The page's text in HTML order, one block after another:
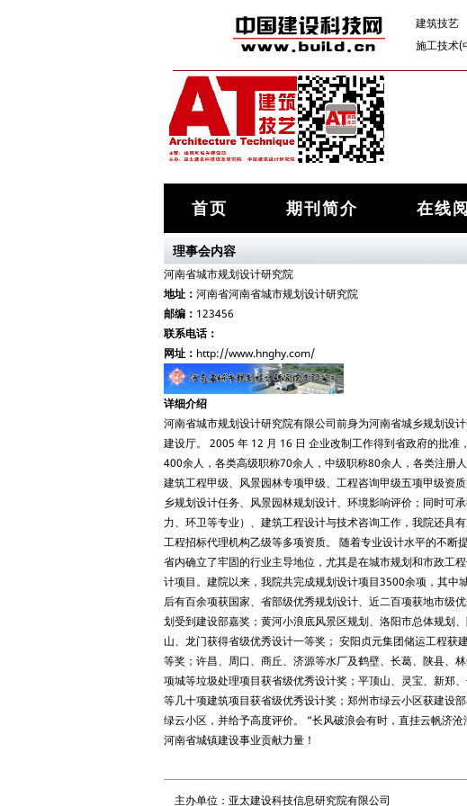
建筑技艺
施工技术(
首页 期刊简介 在线
理事会内容
河南省城市规划设计研究院
地址： 河南省河南省城市规划设计研究院
邮编： 123456
联系电话：
网址： http://www.hnghy.com/
详细介绍
河南省城市规划设计研究院有限公司前身为河南省城乡规划设
建设厅。 2005 年 12 月 16 日 企业改制工作得到省政府的批
400余人，各类高级职称70余人，中级职称80余人，各类注册
建筑工程甲级、风景园林专项甲级、工程咨询甲级五项甲级资
乡规划设计任务、风景园林规划设计、环境影响评价；同时可
力、环卫等专业）、建筑工程设计与技术咨询工作，我院还具
工程招标代理机构乙级等多项资质。 随着专业设计水平的不
省内确立了牢固的行业主导地位，尤其是在城市规划和市政工
计项目。建院以来，我院共完成规划设计项目3500余项，其
后有百余项获国家、省部级优秀规划设计、近二百项获地市级
划受到建设部嘉奖；黄河小浪底风景区规划、洛阳市总体规划
山、龙门获得省级优秀设计一等奖； 安阳贞元集团储运工程
等奖；许昌、周口、商丘、济源等水厂及鹤壁、长葛、陕县、
项城等垃圾处理项目获省级优秀设计奖；平顶山、灵宝、新郑
等几十项建筑项目获省级优秀设计奖；郑州市绿云小区获建设
绿云小区，并给予高度评价。 “长风破浪会有时，直挂云帆济
河南省城镇建设事业贡献力量！
主办单位：亚太建设科技信息研究院有限公司